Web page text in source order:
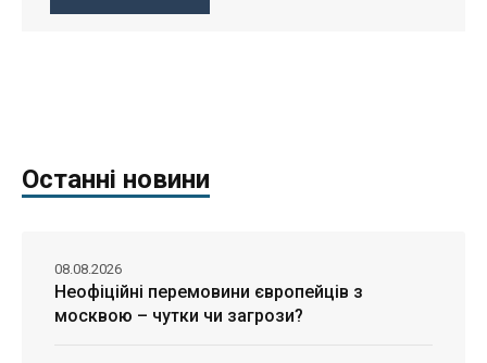
Останні новини
Неофіційні перемовини європейців з
москвою – чутки чи загрози?
08.08.2026